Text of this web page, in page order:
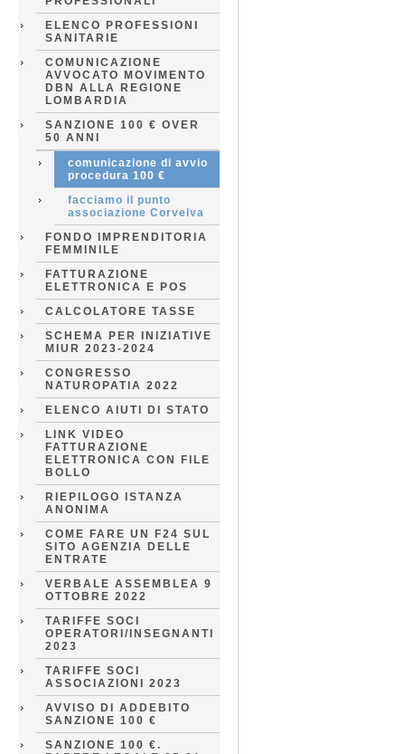
ELENCO PROFESSIONI
SANITARIE
COMUNICAZIONE
AVVOCATO MOVIMENTO
DBN ALLA REGIONE
LOMBARDIA
SANZIONE 100 € OVER
50 ANNI
comunicazione di avvio
procedura 100 €
facciamo il punto
associazione Corvelva
FONDO IMPRENDITORIA
FEMMINILE
FATTURAZIONE
ELETTRONICA E POS
CALCOLATORE TASSE
SCHEMA PER INIZIATIVE
MIUR 2023-2024
CONGRESSO
NATUROPATIA 2022
ELENCO AIUTI DI STATO
LINK VIDEO
FATTURAZIONE
ELETTRONICA CON FILE
BOLLO
RIEPILOGO ISTANZA
ANONIMA
COME FARE UN F24 SUL
SITO AGENZIA DELLE
ENTRATE
VERBALE ASSEMBLEA 9
OTTOBRE 2022
TARIFFE SOCI
OPERATORI/INSEGNANTI
2023
TARIFFE SOCI
ASSOCIAZIONI 2023
AVVISO DI ADDEBITO
SANZIONE 100 €
SANZIONE 100 €.